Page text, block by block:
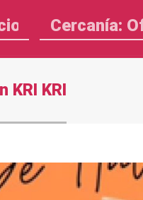
Cercanía:
KRI KRI